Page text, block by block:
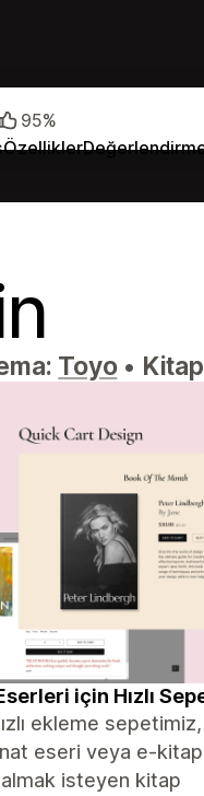
Özellikler
95%
Toyo •
için Hızlı
ekleme sepetimiz,
eseri veya e-
isteyen kitap